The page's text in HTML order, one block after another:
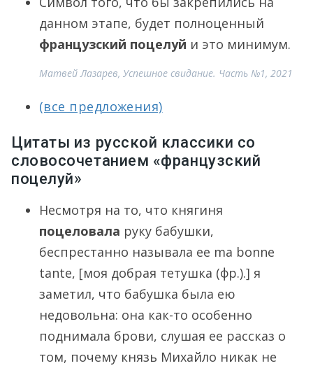
данном этапе, будет полноценный
французский поцелуй и это минимум.
Матвей Лазарев, Успешное свидание. Часть №1, 2021
(все предложения)
Цитаты из русской классики со
словосочетанием «французский
поцелуй»
Несмотря на то, что княгиня
поцеловала руку бабушки,
беспрестанно называла ее ma bonne
tante, [моя добрая тетушка (фр.).] я
заметил, что бабушка была ею
недовольна: она как-то особенно
поднимала брови, слушая ее рассказ о
том, почему князь Михайло никак не